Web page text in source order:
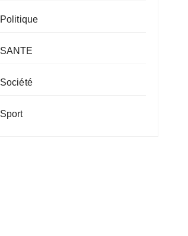
Politique
SANTE
Société
Sport